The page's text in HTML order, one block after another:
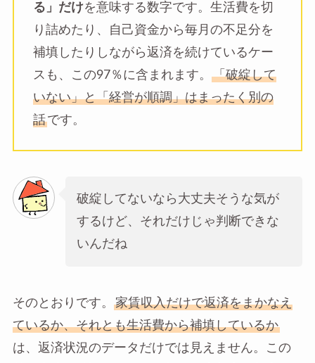
る」だけを意味する数字です。生活費を切
り詰めたり、自己資金から毎月の不足分を
補填したりしながら返済を続けているケー
スも、この97％に含まれます。
「破綻して
いない」と「経営が順調」はまったく別の
話です。
破綻してないなら大丈夫そうな気が
するけど、それだけじゃ判断できな
いんだね
そのとおりです。
家賃収入だけで返済をまかなえ
ているか、それとも生活費から補填しているか
は、返済状況のデータだけでは見えません。この